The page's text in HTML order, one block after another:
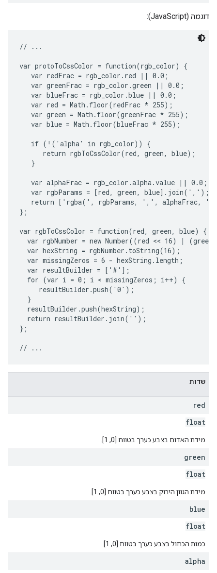
דוגמה (JavaScript):
// ...
var protoToCssColor = function(rgb_color) {
   var redFrac = rgb_color.red || 0.0;
   var greenFrac = rgb_color.green || 0.0;
   var blueFrac = rgb_color.blue || 0.0;
   var red = Math.floor(redFrac * 255);
   var green = Math.floor(greenFrac * 255);
   var blue = Math.floor(blueFrac * 255);
   if (!('alpha' in rgb_color)) {
      return rgbToCssColor(red, green, blue);
   }
   var alphaFrac = rgb_color.alpha.value || 0.0;
   var rgbParams = [red, green, blue].join(',');
return ['rgba(', rgbParams, ',', alphaFrac,
};
var rgbToCssColor = function(red, green, blue) {
var rgbNumber = new Number((red << 16) | (green
  var hexString = rgbNumber.toString(16);
  var missingZeros = 6 - hexString.length;
  var resultBuilder = ['#'];
  for (var i = 0; i < missingZeros; i++) {
     resultBuilder.push('0');
  }
  resultBuilder.push(hexString);
  return resultBuilder.join('');
};
שדות
red
float
מידת האדום בצבע כערך בטווח [0, 1].
green
float
מידת הגוון הירוק בצבע כערך בטווח [0, 1].
blue
float
כמות הכחול בצבע כערך בטווח [0, 1].
alpha